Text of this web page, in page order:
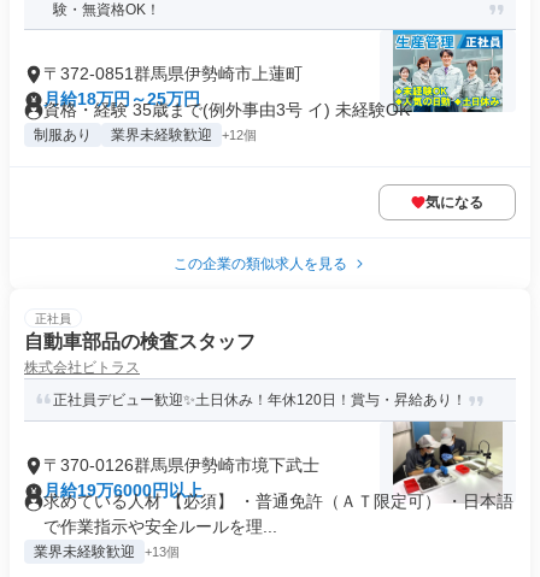
験・無資格OK！
〒372-0851群馬県伊勢崎市上蓮町
月給18万円～25万円
資格・経験 35歳まで(例外事由3号 イ) 未経験OK
制服あり 業界未経験歓迎 +12個
気になる
この企業の類似求人を見る
正社員
自動車部品の検査スタッフ
株式会社ビトラス
正社員デビュー歓迎✨土日休み！年休120日！賞与・昇給あり！
〒370-0126群馬県伊勢崎市境下武士
月給19万6000円以上
求めている人材 【必須】 ・普通免許（ＡＴ限定可） ・日本語
で作業指示や安全ルールを理...
業界未経験歓迎 +13個